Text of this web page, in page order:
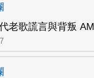
老歌謊言與背叛 AM